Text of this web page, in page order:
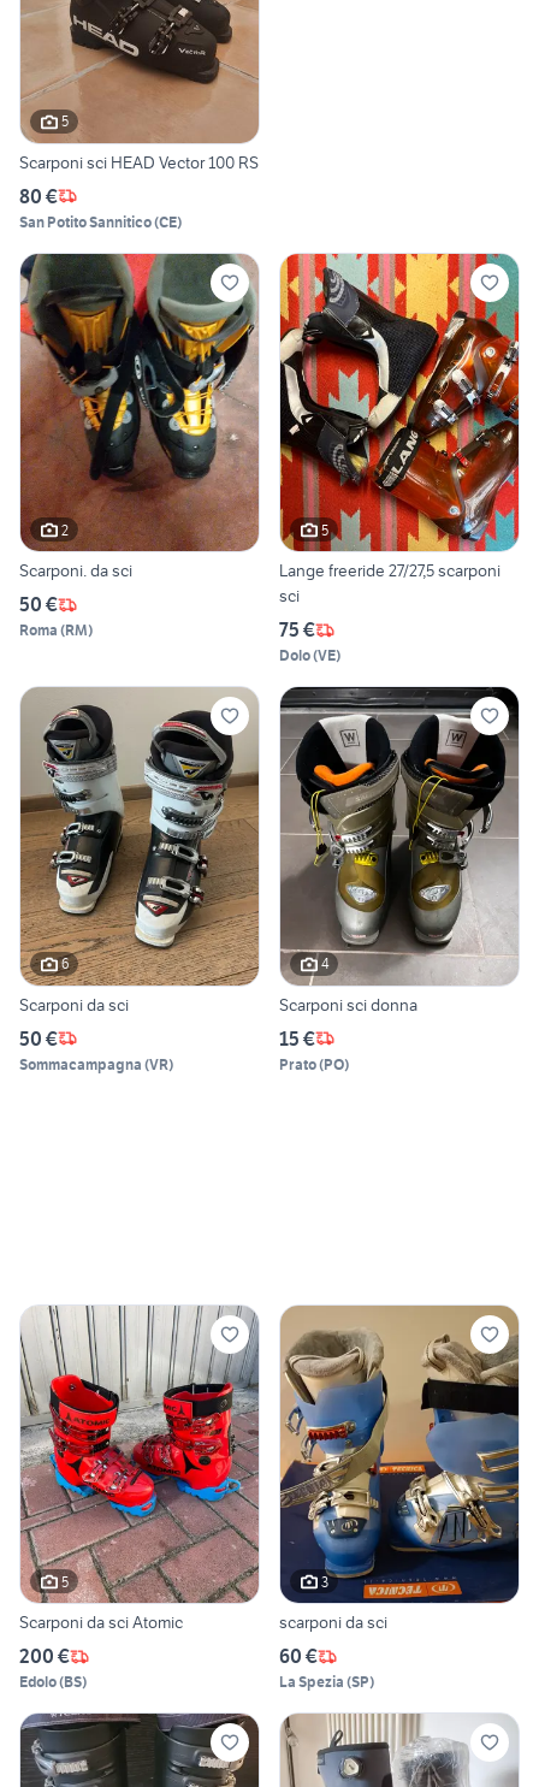
5
Scarponi sci HEAD Vector 100 RS
80 €
San Potito Sannitico(CE)
2
Scarponi. da sci
50 €
Roma (RM)
5
Lange freeride 27/27,5 scarponi
sci
75 €
Dolo(VE)
6
Scarponi da sci
50 €
Sommacampagna (VR)
4
Scarponi sci donna
15 €
Prato(PO)
5
Scarponi da sci Atomic
200 €
Edolo(BS)
3
scarponi da sci
60 €
La Spezia (SP)